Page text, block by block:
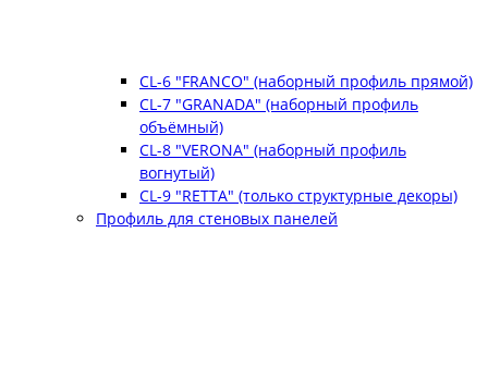
CL-6 "FRANCO" (наборный профиль прямой)
CL-7 "GRANADA" (наборный профиль
объёмный)
CL-8 "VERONA" (наборный профиль
вогнутый)
CL-9 "RETTA" (только структурные декоры)
Профиль для стеновых панелей